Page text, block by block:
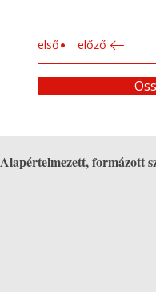
első előző
Alapértelmezett, formázott